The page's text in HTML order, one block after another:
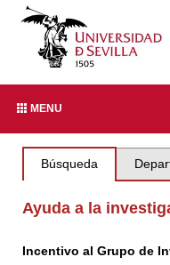
MENU
Búsqueda
Ayuda a la
Incentivo al Grupo de